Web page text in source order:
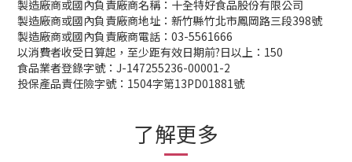
製造廠商或國內負責廠商名稱：十全特好食品股份有限公司
製造廠商或國內負責廠商地址：新竹縣竹北市鳳岡路三段398號
製造廠商或國內負責廠商電話：03-5561666
以消費者收受日算起，至少距有效日期前?日以上：150
食品業者登錄字號：J-147255236-00001-2
投保產品責任險字號：1504字第13PD01881號
了解更多